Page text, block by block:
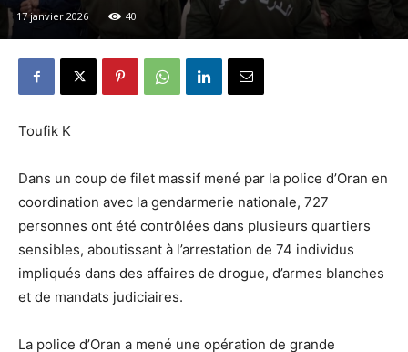
17 janvier 2026 40
Toufik K
Dans un coup de filet massif mené par la police d’Oran en
coordination avec la gendarmerie nationale, 727
personnes ont été contrôlées dans plusieurs quartiers
sensibles, aboutissant à l’arrestation de 74 individus
impliqués dans des affaires de drogue, d’armes blanches
et de mandats judiciaires.
La police d’Oran a mené une opération de grande